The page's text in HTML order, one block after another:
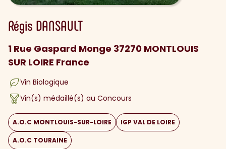
Régis DANSAULT
1 Rue Gaspard Monge 37270 MONTLOUIS
SUR LOIRE France
Vin Biologique
Vin(s) médaillé(s) au Concours
A.O.C MONTLOUIS-SUR-LOIRE IGP VAL DE LOIRE
A.O.C TOURAINE